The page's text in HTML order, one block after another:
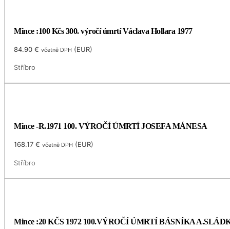
Mince :100 Kčs 300. výročí úmrtí Václava Hollara 1977
84.90€ včetně DPH (EUR)
Stříbro
Mince -R.1971 100. VÝROČÍ ÚMRTÍ JOSEFA MÁNESA
168.17€ včetně DPH (EUR)
Stříbro
Mince :20 KČS 1972 100.VÝROČÍ ÚMRTÍ BÁSNÍKA